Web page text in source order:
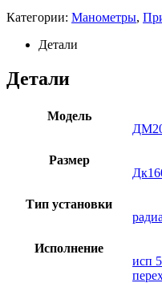
Категории: Манометры,
Детали
Детали
Модель
Размер
Тип установки
Исполнение
исп